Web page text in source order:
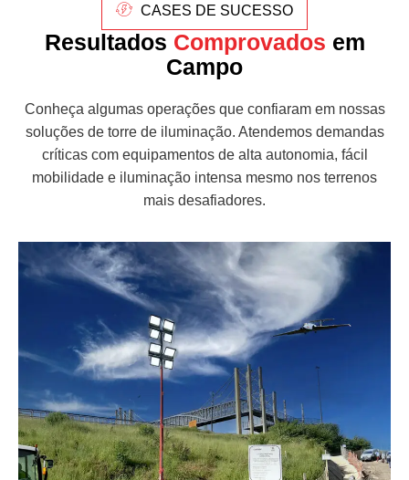
CASES DE SUCESSO
Resultados Comprovados em
Campo
Conheça algumas operações que confiaram em nossas
soluções de torre de iluminação. Atendemos demandas
críticas com equipamentos de alta autonomia, fácil
mobilidade e iluminação intensa mesmo nos terrenos
mais desafiadores.